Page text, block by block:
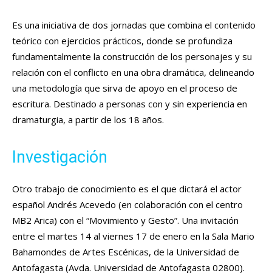
Es una iniciativa de dos jornadas que combina el contenido
teórico con ejercicios prácticos, donde se profundiza
fundamentalmente la construcción de los personajes y su
relación con el conflicto en una obra dramática, delineando
una metodología que sirva de apoyo en el proceso de
escritura. Destinado a personas con y sin experiencia en
dramaturgia, a partir de los 18 años.
Investigación
Otro trabajo de conocimiento es el que dictará el actor
español Andrés Acevedo (en colaboración con el centro
MB2 Arica) con el “Movimiento y Gesto”. Una invitación
entre el martes 14 al viernes 17 de enero en la Sala Mario
Bahamondes de Artes Escénicas, de la Universidad de
Antofagasta (Avda. Universidad de Antofagasta 02800).